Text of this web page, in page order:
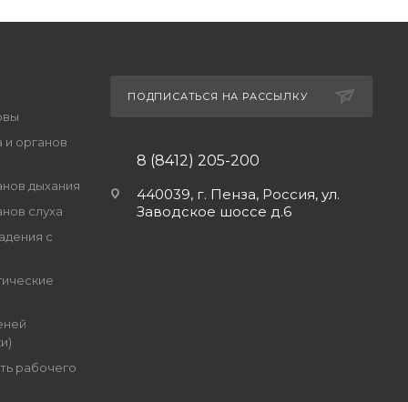
и органов
дыхания
слуха
с
рабочего
ПОДПИСАТЬСЯ НА РАССЫЛКУ
8 (8412) 205-200
440039, г. Пенза, Россия, ул.
Заводское шоссе д.6